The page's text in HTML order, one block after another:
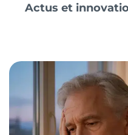
Actus et